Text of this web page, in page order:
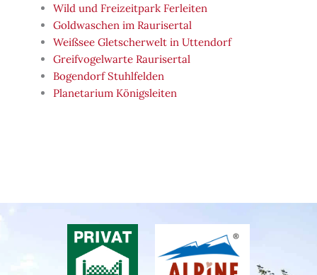
Wild und Freizeitpark Ferleiten
Goldwaschen im Raurisertal
Weißsee Gletscherwelt in Uttendorf
Greifvogelwarte Raurisertal
Bogendorf Stuhlfelden
Planetarium Königsleiten